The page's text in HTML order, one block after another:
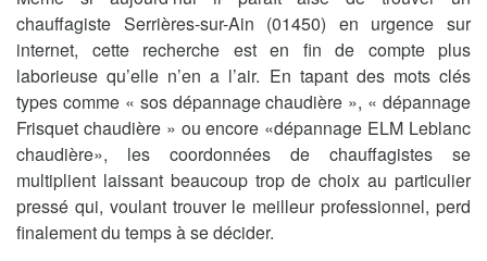
chauffagiste Serrières-sur-Ain (01450) en urgence sur
internet, cette recherche est en fin de compte plus
laborieuse qu’elle n’en a l’air. En tapant des mots clés
types comme « sos dépannage chaudière », « dépannage
Frisquet chaudière » ou encore «dépannage ELM Leblanc
chaudière», les coordonnées de chauffagistes se
multiplient laissant beaucoup trop de choix au particulier
pressé qui, voulant trouver le meilleur professionnel, perd
finalement du temps à se décider.